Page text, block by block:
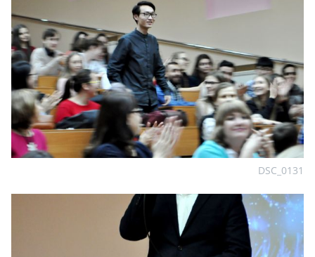
DSC_0131